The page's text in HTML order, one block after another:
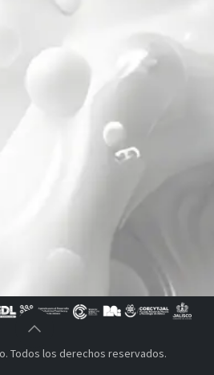
Todos los derechos reservados.